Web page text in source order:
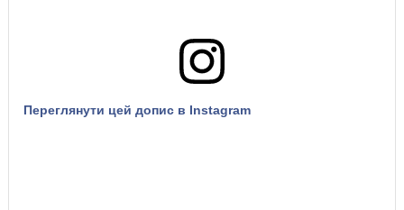
Переглянути цей допис в Instagram